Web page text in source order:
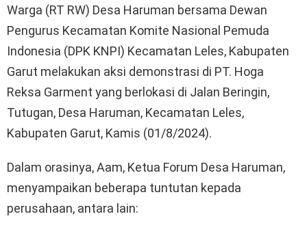
Warga (RT RW) Desa Haruman bersama Dewan
Pengurus Kecamatan Komite Nasional Pemuda
Indonesia (DPK KNPI) Kecamatan Leles, Kabupaten
Garut melakukan aksi demonstrasi di PT. Hoga
Reksa Garment yang berlokasi di Jalan Beringin,
Tutugan, Desa Haruman, Kecamatan Leles,
Kabupaten Garut, Kamis (01/8/2024).
Dalam orasinya, Aam, Ketua Forum Desa Haruman,
menyampaikan beberapa tuntutan kepada
perusahaan, antara lain: